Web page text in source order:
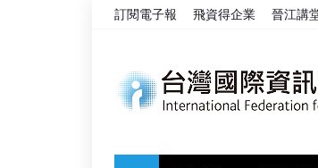
訂閱電子報 飛資得企業 晉江講